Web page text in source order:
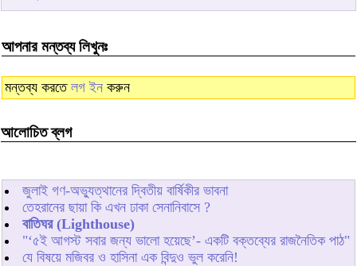
আপনার মন্তব্য লিখুনঃ
মন্তব্য করতে লগ ইন করুন
আলোচিত ব্লগ
জুলাই গণ-অভ্যুত্থানের দ্বিতীয় বার্ষিকীর ভাবনা
তেহরানের ছায়া কি এখন ঢাকা সেনানিবাসে ?
বাতিঘর (Lighthouse)
"‘৫ই আগস্ট সবার জন্য ভালো হয়েছে’- একটি বক্তব্যের রাজনৈতিক পাঠ"
যে বিষয়ে মজিবর ও হাসিনা এক বিন্দুও ভুল করেনি!